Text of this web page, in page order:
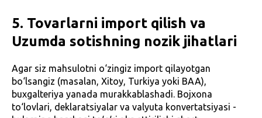
5. Tovarlarni import qilish va
Uzumda sotishning nozik jihatlari
Agar siz mahsulotni o‘zingiz import qilayotgan
bo‘lsangiz (masalan, Xitoy, Turkiya yoki BAA),
buxgalteriya yanada murakkablashadi. Bojxona
to‘lovlari, deklaratsiyalar va valyuta konvertatsiyasi -